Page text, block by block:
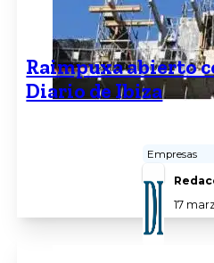
Raimpuxa abierto
Diario de Ibiza
Empresas
17